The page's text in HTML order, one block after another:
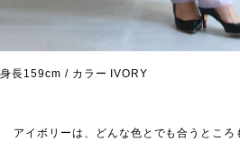
身長159cm / カラー IVORY
アイボリーは、どんな色とでも合うところ